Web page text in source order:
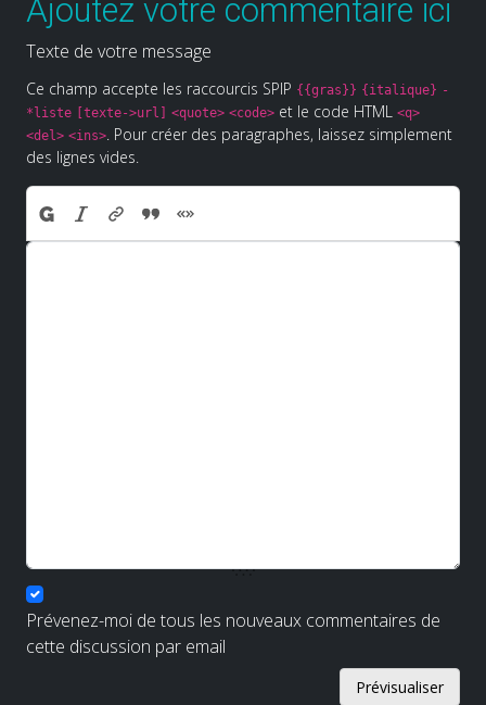
Ajoutez votre commentaire ici
Texte de votre message
Ce champ accepte les raccourcis SPIP {{gras}} {italique} -
*liste [texte->url] <quote> <code> et le code HTML <q>
<del> <ins>. Pour créer des paragraphes, laissez simplement
des lignes vides.
Prévenez-moi de tous les nouveaux commentaires de
cette discussion par email